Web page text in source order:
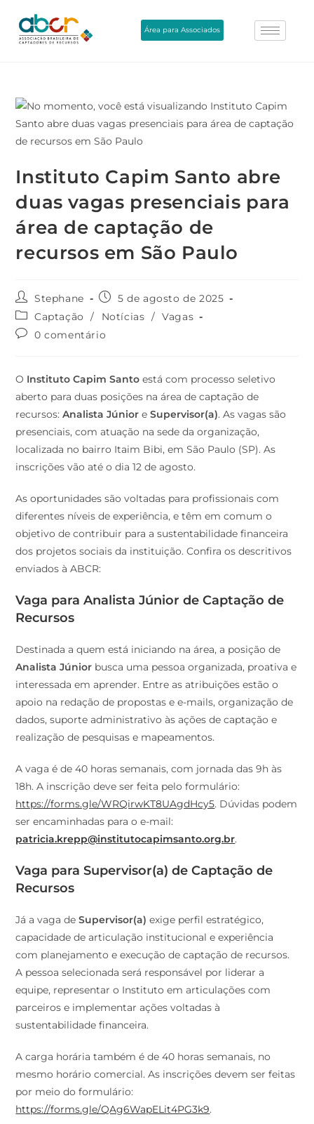
Área para Associados
Instituto Capim Santo abre
duas vagas presenciais para
área de captação de
recursos em São Paulo
Stephane
5 de agosto de 2025
Captação
/ Notícias / Vagas
0 comentário
O Instituto Capim Santoestá com processo seletivo
aberto para duas posições na área de captação de
recursos:Analista Júnior eSupervisor(a). As vagas são
presenciais, com atuação na sede da organização,
localizada no bairro Itaim Bibi, em São Paulo (SP). As
inscrições vão até o dia 12 de agosto.
As oportunidades são voltadas para profissionais com
diferentes níveis de experiência, e têm em comum o
objetivo de contribuir para a sustentabilidade financeira
dos projetos sociais da instituição. Confira os descritivos
enviados à ABCR:
Vaga para Analista Júnior de Captação de
Recursos
Destinada a quem está iniciando na área, a posição de
Analista Júnior busca uma pessoa organizada, proativa e
interessada em aprender. Entre as atribuições estão o
apoio na redação de propostas e e-mails, organização de
dados, suporte administrativo às ações de captação e
realização de pesquisas e mapeamentos.
A vaga é de 40 horas semanais, com jornada das 9h às
18h. A inscrição deve ser feita pelo formulário:
https://forms.gle/WRQirwKT8UAgdHcy5. Dúvidas podem
ser encaminhadas para o e-mail:
patricia.krepp@institutocapimsanto.org.br.
Vaga para Supervisor(a) de Captação de
Recursos
Já a vaga deSupervisor(a) exige perfil estratégico,
capacidade de articulação institucional e experiência
com planejamento e execução de captação de recursos.
A pessoa selecionada será responsável por liderar a
equipe, representar o Instituto em articulações com
parceiros e implementar ações voltadas à
sustentabilidade financeira.
A carga horária também é de 40 horas semanais, no
mesmo horário comercial. As inscrições devem ser feitas
por meio do formulário:
https://forms.gle/QAg6WapELit4PG3k9.